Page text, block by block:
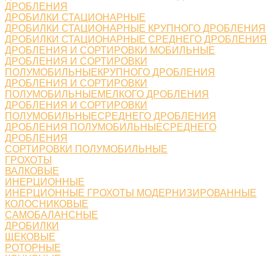
ДРОБЛЕНИЯ
ДРОБИЛКИ СТАЦИОНАРНЫЕ
ДРОБИЛКИ СТАЦИОНАРНЫЕ КРУПНОГО ДРОБЛЕНИЯ
ДРОБИЛКИ СТАЦИОНАРНЫЕ СРЕДНЕГО ДРОБЛЕНИЯ
ДРОБЛЕНИЯ И СОРТИРОВКИ МОБИЛЬНЫЕ
ДРОБЛЕНИЯ И СОРТИРОВКИ
ПОЛУМОБИЛЬНЫЕКРУПНОГО ДРОБЛЕНИЯ
ДРОБЛЕНИЯ И СОРТИРОВКИ
ПОЛУМОБИЛЬНЫЕМЕЛКОГО ДРОБЛЕНИЯ
ДРОБЛЕНИЯ И СОРТИРОВКИ
ПОЛУМОБИЛЬНЫЕСРЕДНЕГО ДРОБЛЕНИЯ
ДРОБЛЕНИЯ ПОЛУМОБИЛЬНЫЕСРЕДНЕГО
ДРОБЛЕНИЯ
СОРТИРОВКИ ПОЛУМОБИЛЬНЫЕ
ГРОХОТЫ
ВАЛКОВЫЕ
ИНЕРЦИОННЫЕ
ИНЕРЦИОННЫЕ ГРОХОТЫ МОДЕРНИЗИРОВАННЫЕ
КОЛОСНИКОВЫЕ
САМОБАЛАНСНЫЕ
ДРОБИЛКИ
ЩЕКОВЫЕ
РОТОРНЫЕ